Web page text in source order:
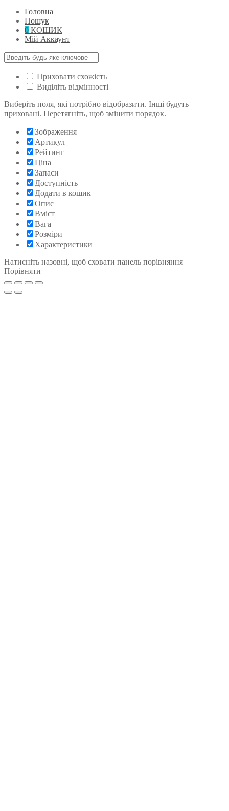
Головна
Пошук
0 КОШИК
Мій Аккаунт
Приховати схожість
Виділіть відмінності
Виберіть поля, які потрібно відобразити. Інші будуть
приховані. Перетягніть, щоб змінити порядок.
Зображення
Артикул
Рейтинг
Ціна
Запаси
Доступність
Додати в кошик
Опис
Вміст
Вага
Розміри
Характеристики
Натисніть назовні, щоб сховати панель порівняння
Порівняти